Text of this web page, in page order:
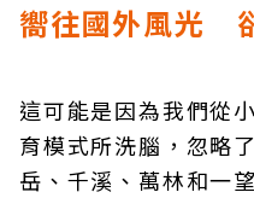
嚮往國外風光
這可能是因為我們從
育模式所洗腦，忽略
岳、千溪、萬林和一